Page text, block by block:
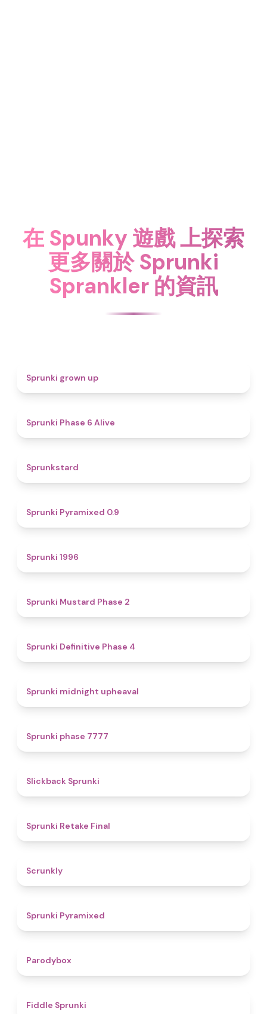
在 Spunky 遊戲 上探索
更多關於 Sprunki
Sprankler 的資訊
Sprunki grown up
Sprunki Phase 6 Alive
Sprunkstard
Sprunki Pyramixed 0.9
Sprunki 1996
Sprunki Mustard Phase 2
Sprunki Definitive Phase 4
Sprunki midnight upheaval
Sprunki phase 7777
Slickback Sprunki
Sprunki Retake Final
Scrunkly
Sprunki Pyramixed
Parodybox
Fiddle Sprunki